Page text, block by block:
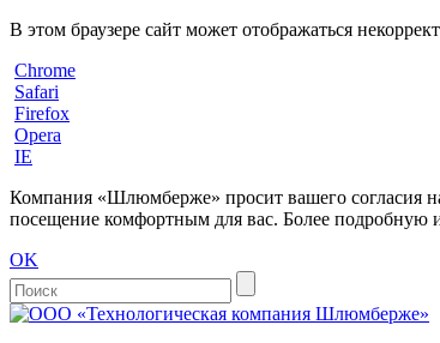
В этом браузере сайт может отображаться
Chrome
Safari
Firefox
Opera
IE
Компания «Шлюмберже» просит вашего согласия
посещение комфортным для вас. Более подробную
OK